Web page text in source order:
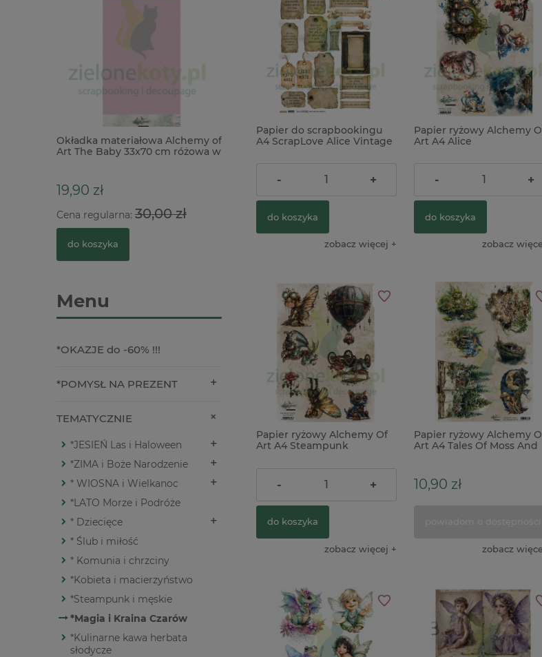
Okładka materiałowa Alchemy of
Art The Baby 33x70 cm różowa w
19,90 zł
Cena regularna: 30,00 zł
do koszyka
Wycinanka tekturka Kreatywna
do koszyka
Notes Vaessen Creative Art
Cena regularna:49,90 zł
Menu
*OKAZJE do -60% !!!
*POMYSŁ NA PREZENT
TEMATYCZNIE
*JESIEŃ Las i Haloween
*ZIMA i Boże Narodzenie
* WIOSNA i Wielkanoc
*LATO Morze i Podróże
* Dziecięce
* Ślub i miłość
* Komunia i chrzciny
*Kobieta i macierzyństwo
*Steampunk i męskie
*Magia i Kraina Czarów
*Kulinarne kawa herbata
słodycze
Papier do scrapbookingu
A4 ScrapLove Alice Vintage
4,90 zł
- +
do koszyka
zobacz więcej
Papier ryżowy Alchemy
Art A4 Alice
10,90 zł
- +
do koszyka
zobacz
Papier ryżowy Alchemy Of
Art A4 Steampunk
10,90 zł
- +
do koszyka
zobacz więcej
Papier ryżowy Alchemy
Art A4 Tales Of Moss And
10,90 zł
zobacz